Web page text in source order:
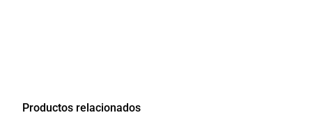
Productos relacionados